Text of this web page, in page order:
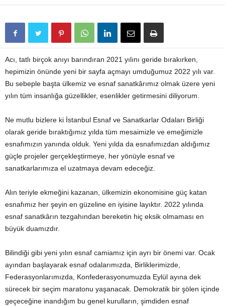
Acı, tatlı birçok anıyı barındıran 2021 yılını geride bırakırken,
hepimizin önünde yeni bir sayfa açmayı umduğumuz 2022 yılı var.
Bu sebeple başta ülkemiz ve esnaf sanatkârımız olmak üzere yeni
yılın tüm insanlığa güzellikler, esenlikler getirmesini diliyorum.
Ne mutlu bizlere ki İstanbul Esnaf ve Sanatkarlar Odaları Birliği
olarak geride bıraktığımız yılda tüm mesaimizle ve emeğimizle
esnafımızın yanında olduk. Yeni yılda da esnafımızdan aldığımız
güçle projeler gerçekleştirmeye, her yönüyle esnaf ve
sanatkarlarımıza el uzatmaya devam edeceğiz.
Alın teriyle ekmeğini kazanan, ülkemizin ekonomisine güç katan
esnafımız her şeyin en güzeline en iyisine layıktır. 2022 yılında
esnaf sanatkârın tezgahından bereketin hiç eksik olmaması en
büyük duamızdır.
Bilindiği gibi yeni yılın esnaf camiamız için ayrı bir önemi var. Ocak
ayından başlayarak esnaf odalarımızda, Birliklerimizde,
Federasyonlarımızda, Konfederasyonumuzda Eylül ayına dek
sürecek bir seçim maratonu yaşanacak. Demokratik bir şölen içinde
geçeceğine inandığım bu genel kurulların, şimdiden esnaf